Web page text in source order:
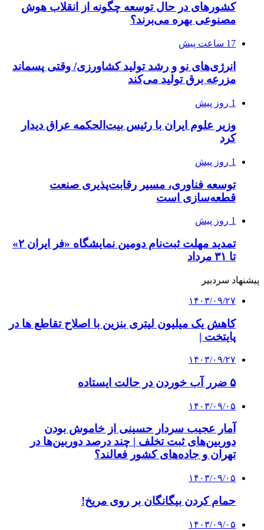
کشورهای در حال توسعه چگونه از انقلاب هوش
مصنوعی بهره می‌برند؟
17 ساعت پیش
انرژی‌های نو و رشد تولید کشاورزی/ وقتی پسماند
مزرعه‌ برق تولید می‌کند
1 روز پیش
وزیر علوم ایران با رئیس بیت‌الحکمه عراق دیدار
کرد
1 روز پیش
توسعه فناوری، مسیر رقابت‌پذیری صنعت
قطعه‌سازی است
1 روز پیش
تمدید مهلت ثبت‌نام دومین نمایشگاه «فر ایران ۲»
تا ۳۱ مرداد
پیشنهاد سردبیر
۱۴۰۳/۰۹/۲۷
کاهش یک میلیون لیتری بنزین با اصلاح تقاطع ها در
پایتخت |
۱۴۰۳/۰۹/۲۷
۵ ضرر آب خوردن در حالت ایستاده
۱۴۰۳/۰۹/۰۵
آمار عجیب سردار حسینی از خاموش بودن
دوربین‌های ثبت تخلف | چند درصد دوربین‌ها در
تهران و جاده‌های کشور فعالند؟
۱۴۰۳/۰۹/۰۵
حمام کردن بیگانگان بر روی مریخ!
۱۴۰۳/۰۹/۰۵